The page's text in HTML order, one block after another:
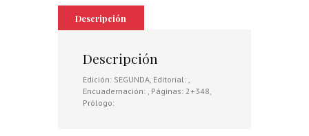
Descripción
Descripción
Edición: SEGUNDA, Editorial: ,
Encuadernación: , Páginas: 2+348,
Prólogo: